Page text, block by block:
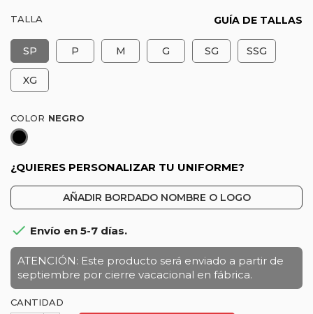
TALLA GUÍA DE TALLAS
SP P M G SG SSG
XG
COLOR
Negro
¿QUIERES PERSONALIZAR TU UNIFORME?
AÑADIR BORDADO NOMBRE O LOGO
 Envío en 5-7 días.
ATENCIÓN: Este producto será enviado a partir de
septiembre por cierre vacacional en fábrica.
CANTIDAD